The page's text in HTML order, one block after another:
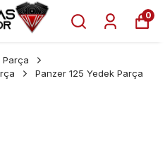
0
Parça
Panzer 125 Yedek Parça